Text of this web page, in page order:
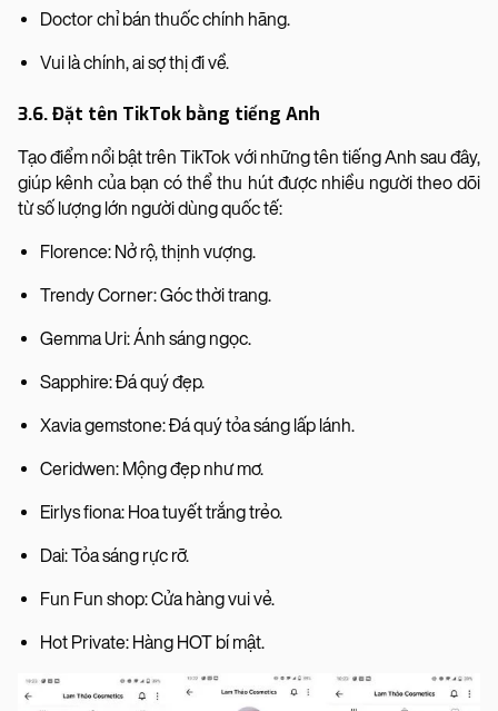
Doctor chỉ bán thuốc chính hãng.
Vui là chính, ai sợ thị đi về.
3.6. Đặt tên TikTok bằng tiếng Anh
Tạo điểm nổi bật trên TikTok với những tên tiếng Anh sau đây,
giúp kênh của bạn có thể thu hút được nhiều người theo dõi
từ số lượng lớn người dùng quốc tế:
Florence: Nở rộ, thịnh vượng.
Trendy Corner: Góc thời trang.
Gemma Uri: Ánh sáng ngọc.
Sapphire: Đá quý đẹp.
Xavia gemstone: Đá quý tỏa sáng lấp lánh.
Ceridwen: Mộng đẹp như mơ.
Eirlys fiona: Hoa tuyết trắng trẻo.
Dai: Tỏa sáng rực rỡ.
Fun Fun shop: Cửa hàng vui vẻ.
Hot Private: Hàng HOT bí mật.